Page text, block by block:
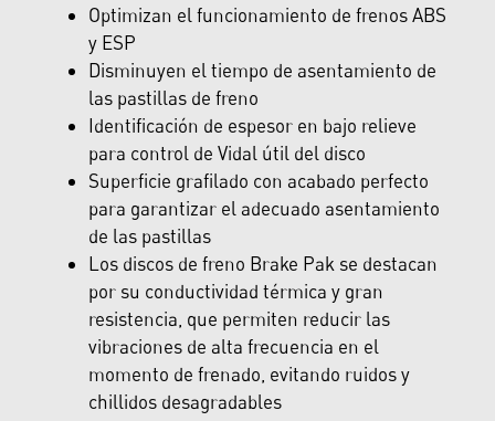
Optimizan el funcionamiento de frenos ABS
y ESP
Disminuyen el tiempo de asentamiento de
las pastillas de freno
Identificación de espesor en bajo relieve
para control de Vidal útil del disco
Superficie grafilado con acabado perfecto
para garantizar el adecuado asentamiento
de las pastillas
Los discos de freno Brake Pak se destacan
por su conductividad térmica y gran
resistencia, que permiten reducir las
vibraciones de alta frecuencia en el
momento de frenado, evitando ruidos y
chillidos desagradables